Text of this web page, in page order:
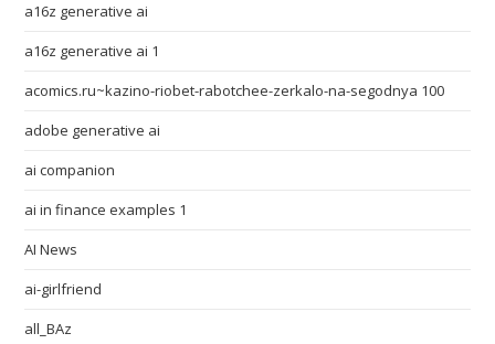
a16z generative ai
a16z generative ai 1
acomics.ru~kazino-riobet-rabotchee-zerkalo-na-segodnya 100
adobe generative ai
ai companion
ai in finance examples 1
AI News
ai-girlfriend
all_BAz